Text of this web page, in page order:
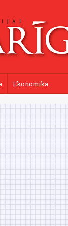
Ekonomika